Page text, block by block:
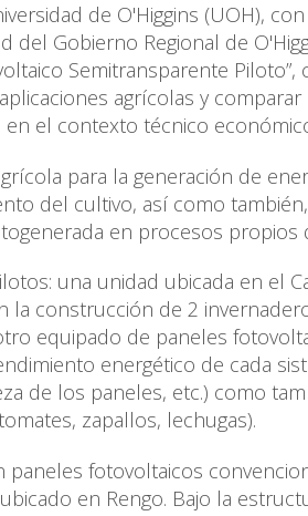
de O'Higgins (UOH),
del Gobierno Regional de
Semitransparente
agrícolas y
el contexto técnico
para la generación de
del cultivo, así como
en procesos propios
una unidad ubicada en el
la construcción de 2
equipado de paneles
energético de cada
de los paneles, etc.) como
zapallos, lechugas).
paneles fotovoltaicos
en Rengo. Bajo la